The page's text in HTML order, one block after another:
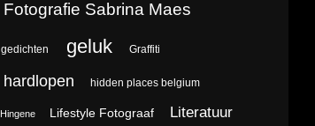
Fotografie Sabrina Maes
gedichten geluk Graffiti
hardlopen hidden places belgium
Hingene Lifestyle Fotograaf Literatuur